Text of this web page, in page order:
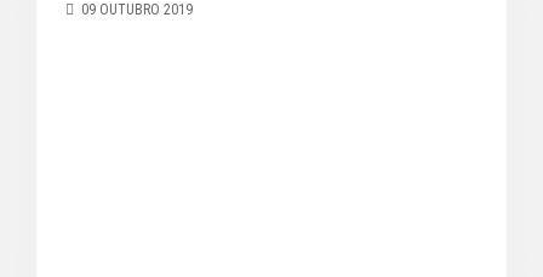
09 OUTUBRO 2019